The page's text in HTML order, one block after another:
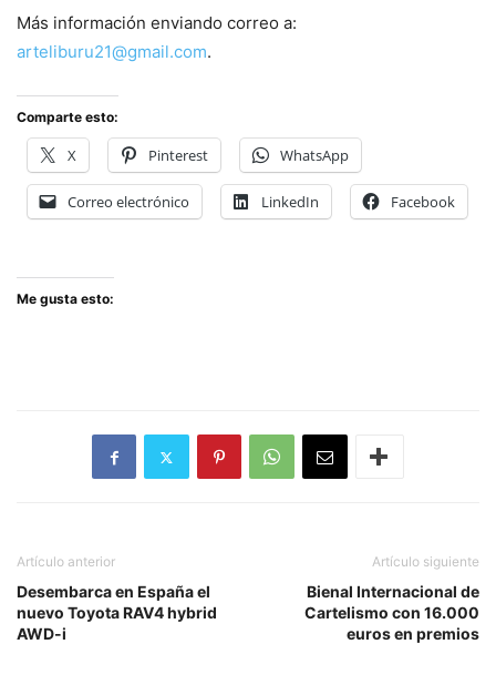
Más información enviando correo a:
arteliburu21@gmail.com.
Comparte esto:
X Pinterest WhatsApp
Correo electrónico LinkedIn Facebook
Me gusta esto:
Artículo anterior
Desembarca en España el
nuevo Toyota RAV4 hybrid
AWD-i
Artículo siguiente
Bienal Internacional de
Cartelismo con 16.000
euros en premios